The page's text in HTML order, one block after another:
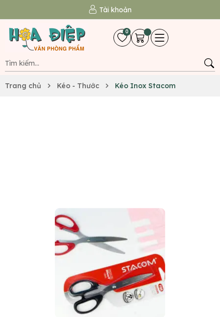
Tài khoản
0
Trang chủ Kéo - Thước Kéo Inox Stacom